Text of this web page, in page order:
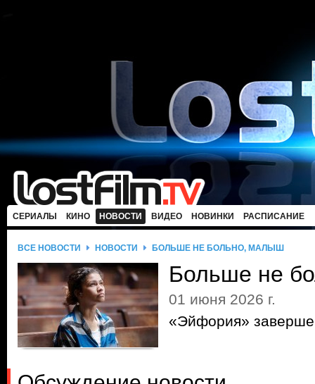
СЕРИАЛЫ КИНО НОВОСТИ ВИДЕО НОВИНКИ РАСПИСАНИЕ
ВСЕ НОВОСТИ НОВОСТИ БОЛЬШЕ НЕ БОЛЬНО, МАЛЫШ
Больше не
01 июня 2026 г.
«Эйфория»